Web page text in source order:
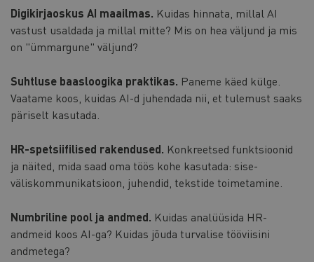
Digikirjaoskus AI maailmas. Kuidas hinnata, millal AI
vastust usaldada ja millal mitte? Mis on hea väljund ja mis
on "ümmargune" väljund?
Suhtluse baasloogika praktikas. Paneme käed külge.
Vaatame koos, kuidas AI-d juhendada nii, et tulemust saaks
päriselt kasutada.
HR-spetsiifilised rakendused. Konkreetsed funktsioonid
ja näited, mida saad oma töös kohe kasutada: sise-
väliskommunikatsioon, juhendid, tekstide toimetamine.
Numbriline pool ja andmed. Kuidas analüüsida HR-
andmeid koos AI-ga? Kuidas jõuda turvalise tööviisini
andmetega?